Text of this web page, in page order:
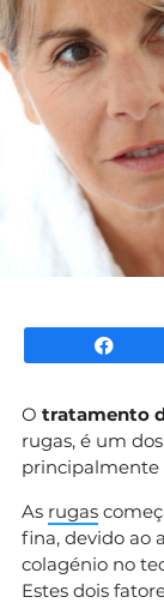
O tratamento
rugas, é um
principalmente
As rugas
fina, devido ao
colagénio no
Estes dois